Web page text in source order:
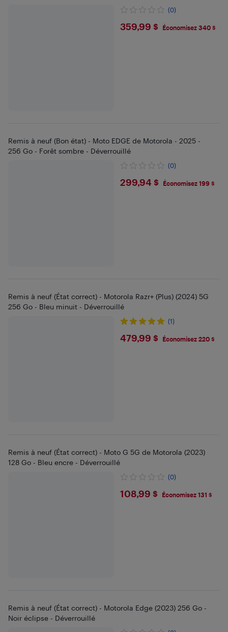
(0)
$359.99
359,99 $ Économisez 340 $
Remis à neuf (Bon état) - Moto EDGE de Motorola - 2025 -
256 Go - Forêt sombre - Déverrouillé
(0)
$299.94
299,94 $ Économisez 199 $
Remis à neuf (État correct) - Motorola Razr+ (Plus) (2024) 5G
256 Go - Bleu minuit - Déverrouillé
(1)
$479.99
479,99 $ Économisez 220 $
Remis à neuf (État correct) - Moto G 5G de Motorola (2023)
128 Go - Bleu encre - Déverrouillé
(0)
$108.99
108,99 $ Économisez 131 $
Remis à neuf (État correct) - Motorola Edge (2023) 256 Go -
Noir éclipse - Déverrouillé